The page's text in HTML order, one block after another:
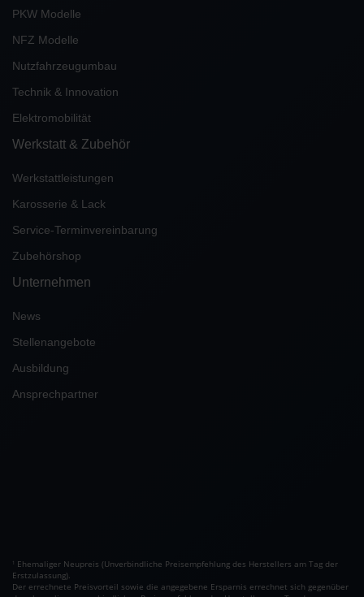
PKW Modelle
NFZ Modelle
Nutzfahrzeugumbau
Technik & Innovation
Elektromobilität
Werkstatt & Zubehör
Werkstattleistungen
Karosserie & Lack
Service-Terminvereinbarung
Zubehörshop
Unternehmen
News
Stellenangebote
Ausbildung
Ansprechpartner
1 Ehemaliger Neupreis (Unverbindliche Preisempfehlung des Herstellers am Tag der
Erstzulassung).
Der errechnete Preisvorteil sowie die angegebene Ersparnis errechnet sich gegenüber